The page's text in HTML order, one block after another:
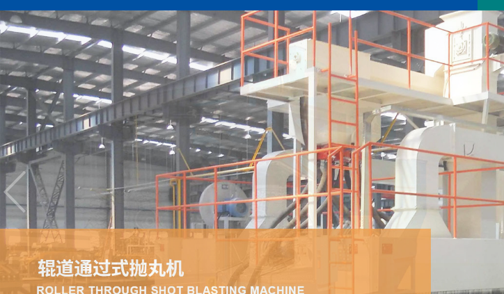
表面处理设备系列